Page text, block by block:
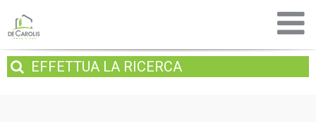
EFFETTUA LA RICERCA